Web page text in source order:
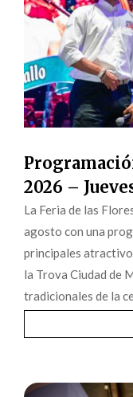
2026 –
La Feria de las
agosto con una
principales
la Trova Ciudad de
tradicionales de la